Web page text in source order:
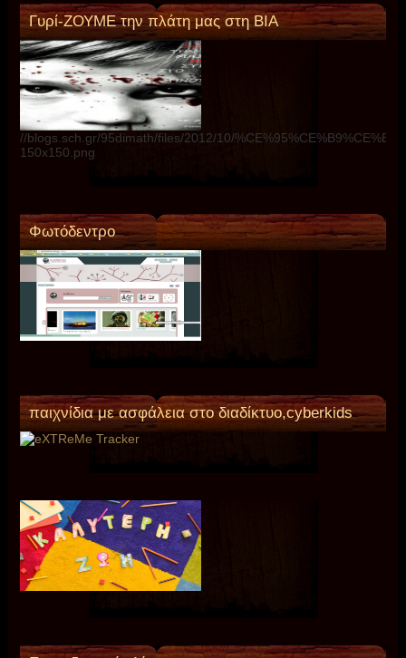
Γυρί-ΖΟΥΜΕ την πλάτη μας στη ΒΙΑ
//blogs.sch.gr/95dimath/files/2012/10/
150x150.png
Φωτόδεντρο
παιχνίδια με ασφάλεια στο διαδίκτυο,cyberkids